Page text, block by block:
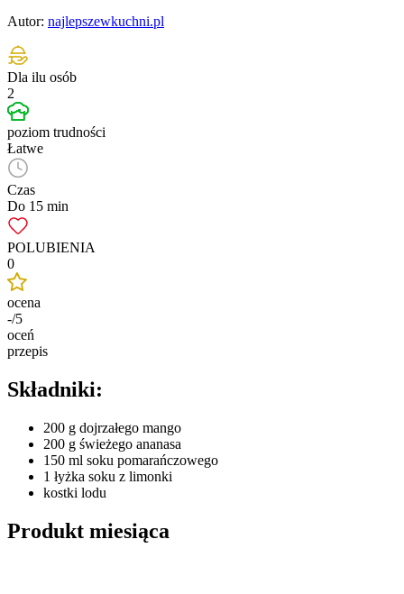
Autor: najlepszewkuchni.pl
Dla ilu osób
2
poziom trudności
Łatwe
Czas
Do 15 min
POLUBIENIA
0
ocena
-/5
oceń
przepis
Składniki:
200 g dojrzałego mango
200 g świeżego ananasa
150 ml soku pomarańczowego
1 łyżka soku z limonki
kostki lodu
Produkt miesiąca